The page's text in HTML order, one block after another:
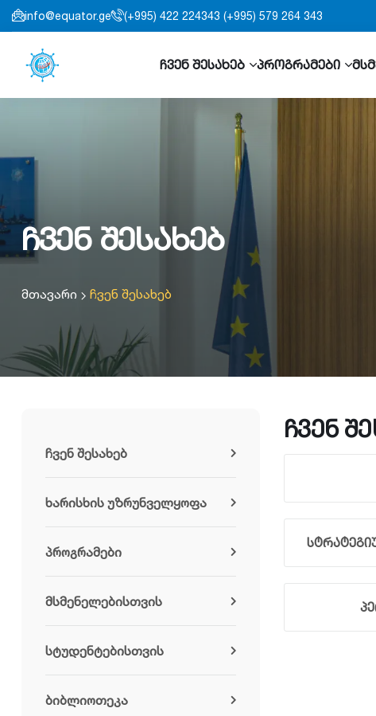
info@equator.ge (+995) 422 224343 (+995) 579 264 343
ჩვენ შესახებ პროგრამები
ჩვენ შესახებ
მთავარი ჩვენ შესახებ
ჩვენ შესახებ
ხარისხის უზრუნველყოფა
პროგრამები
მსმენელებისთვის
სტუდენტებისთვის
ბიბლიოთეკა
ჩვენ